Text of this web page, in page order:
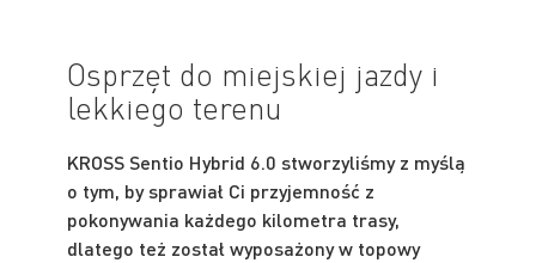
Osprzęt do miejskiej jazdy i
lekkiego terenu
KROSS Sentio Hybrid 6.0 stworzyliśmy z myślą
o tym, by sprawiał Ci przyjemność z
pokonywania każdego kilometra trasy,
dlatego też został wyposażony w topowy